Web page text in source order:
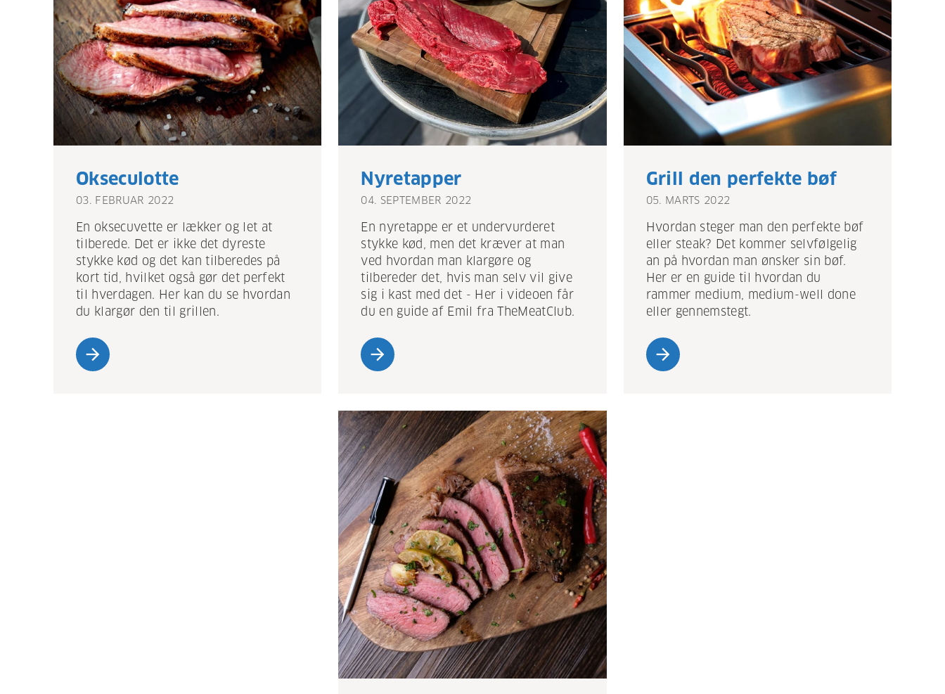
Okseculotte
03. FEBRUAR 2022
En oksecuvette er lækker og let at
tilberede. Det er ikke det dyreste
stykke kød og det kan tilberedes på
kort tid, hvilket også gør det perfekt
til hverdagen. Her kan du se hvordan
du klargør den til grillen.
arrow_forward
Nyretapper
04. SEPTEMBER 2022
En nyretappe er et undervurderet
stykke kød, men det kræver at man
ved hvordan man klargøre og
tilbereder det, hvis man selv vil give
sig i kast med det - Her i videoen får
du en guide af Emil fra TheMeatClub.
arrow_forward
Grill den perfekte bøf
05. MARTS 2022
Hvordan steger man den perfekte bøf
eller steak? Det kommer selvfølgelig
an på hvordan man ønsker sin bøf.
Her er en guide til hvordan du
rammer medium, medium-well done
eller gennemstegt.
arrow_forward